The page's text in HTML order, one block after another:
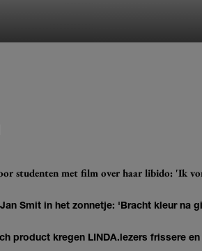
studenten met film over haar libido: 'Ik
Smit in het zonnetje: 'Bracht kleur na
product kregen LINDA.lezers frissere